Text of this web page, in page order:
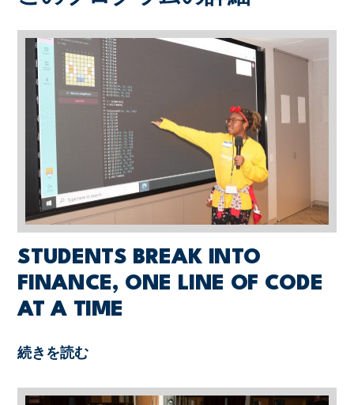
STUDENTS BREAK INTO
FINANCE, ONE LINE OF CODE
AT A TIME
続きを読む